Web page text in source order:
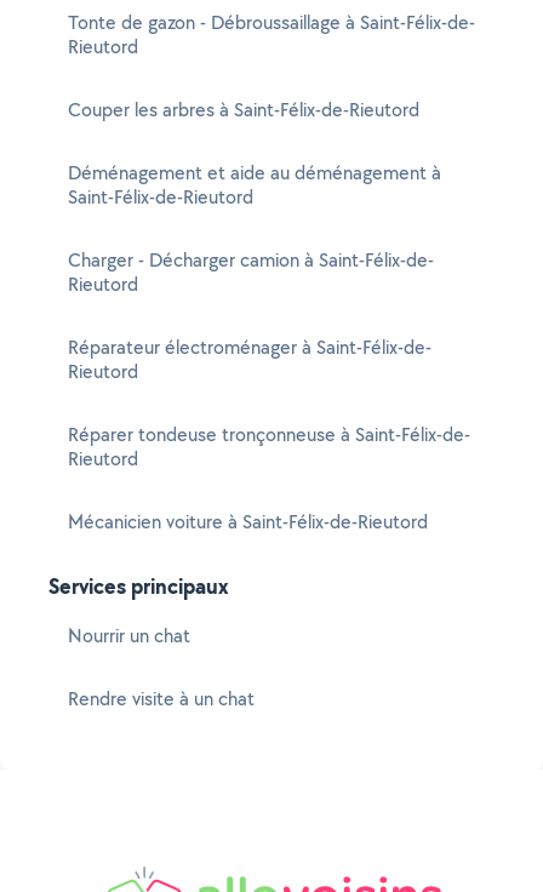
Tonte de gazon - Débroussaillage à Saint-Félix-de-
Rieutord
Couper les arbres à Saint-Félix-de-Rieutord
Déménagement et aide au déménagement à
Saint-Félix-de-Rieutord
Charger - Décharger camion à Saint-Félix-de-
Rieutord
Réparateur électroménager à Saint-Félix-de-
Rieutord
Réparer tondeuse tronçonneuse à Saint-Félix-de-
Rieutord
Mécanicien voiture à Saint-Félix-de-Rieutord
Services principaux
Nourrir un chat
Rendre visite à un chat